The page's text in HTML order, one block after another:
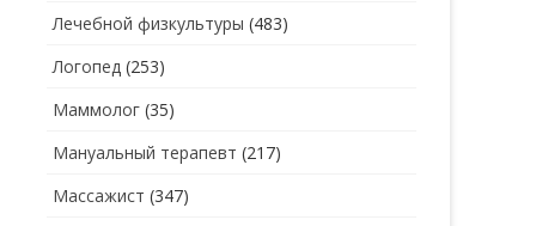
Лечебной физкультуры (483)
Логопед (253)
Маммолог (35)
Мануальный терапевт (217)
Массажист (347)